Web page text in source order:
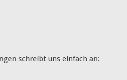
schreibt uns einfach an: